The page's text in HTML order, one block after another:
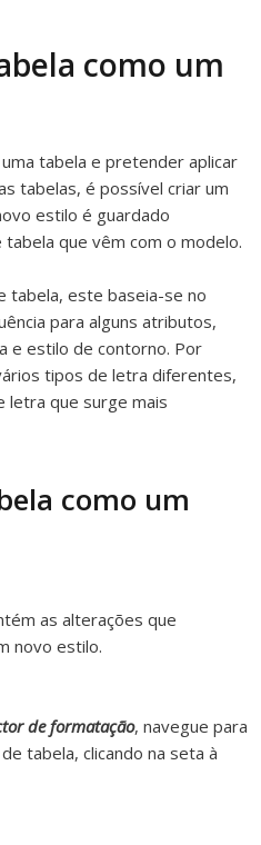
como um
tabela e pretender aplicar
tabelas, é possível criar um
estilo é guardado
que vêm com o modelo.
tabela, este baseia-se no
para alguns atributos,
e estilo de contorno. Por
tipos de letra diferentes,
letra que surge mais
como um
as alterações que
novo estilo.
de formatação, navegue para
tabela, clicando na seta à